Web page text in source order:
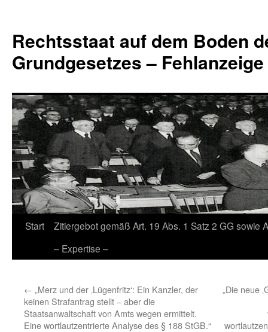
springen
Rechtsstaat auf dem Boden
Grundgesetzes –
Start
Zitiergebot gemäß Art. 19 Abs. 1 Satz 2 GG sowie
– Expertise –
← „Merz und der ‚Lügenfritz‘: Ein Kanzler, der
keinen Strafantrag stellt – aber die
Staatsanwaltschaft von Amts wegen ermittelt.
Eine wortlautzentrierte Analyse des § 188 StGB.“
„Die neue